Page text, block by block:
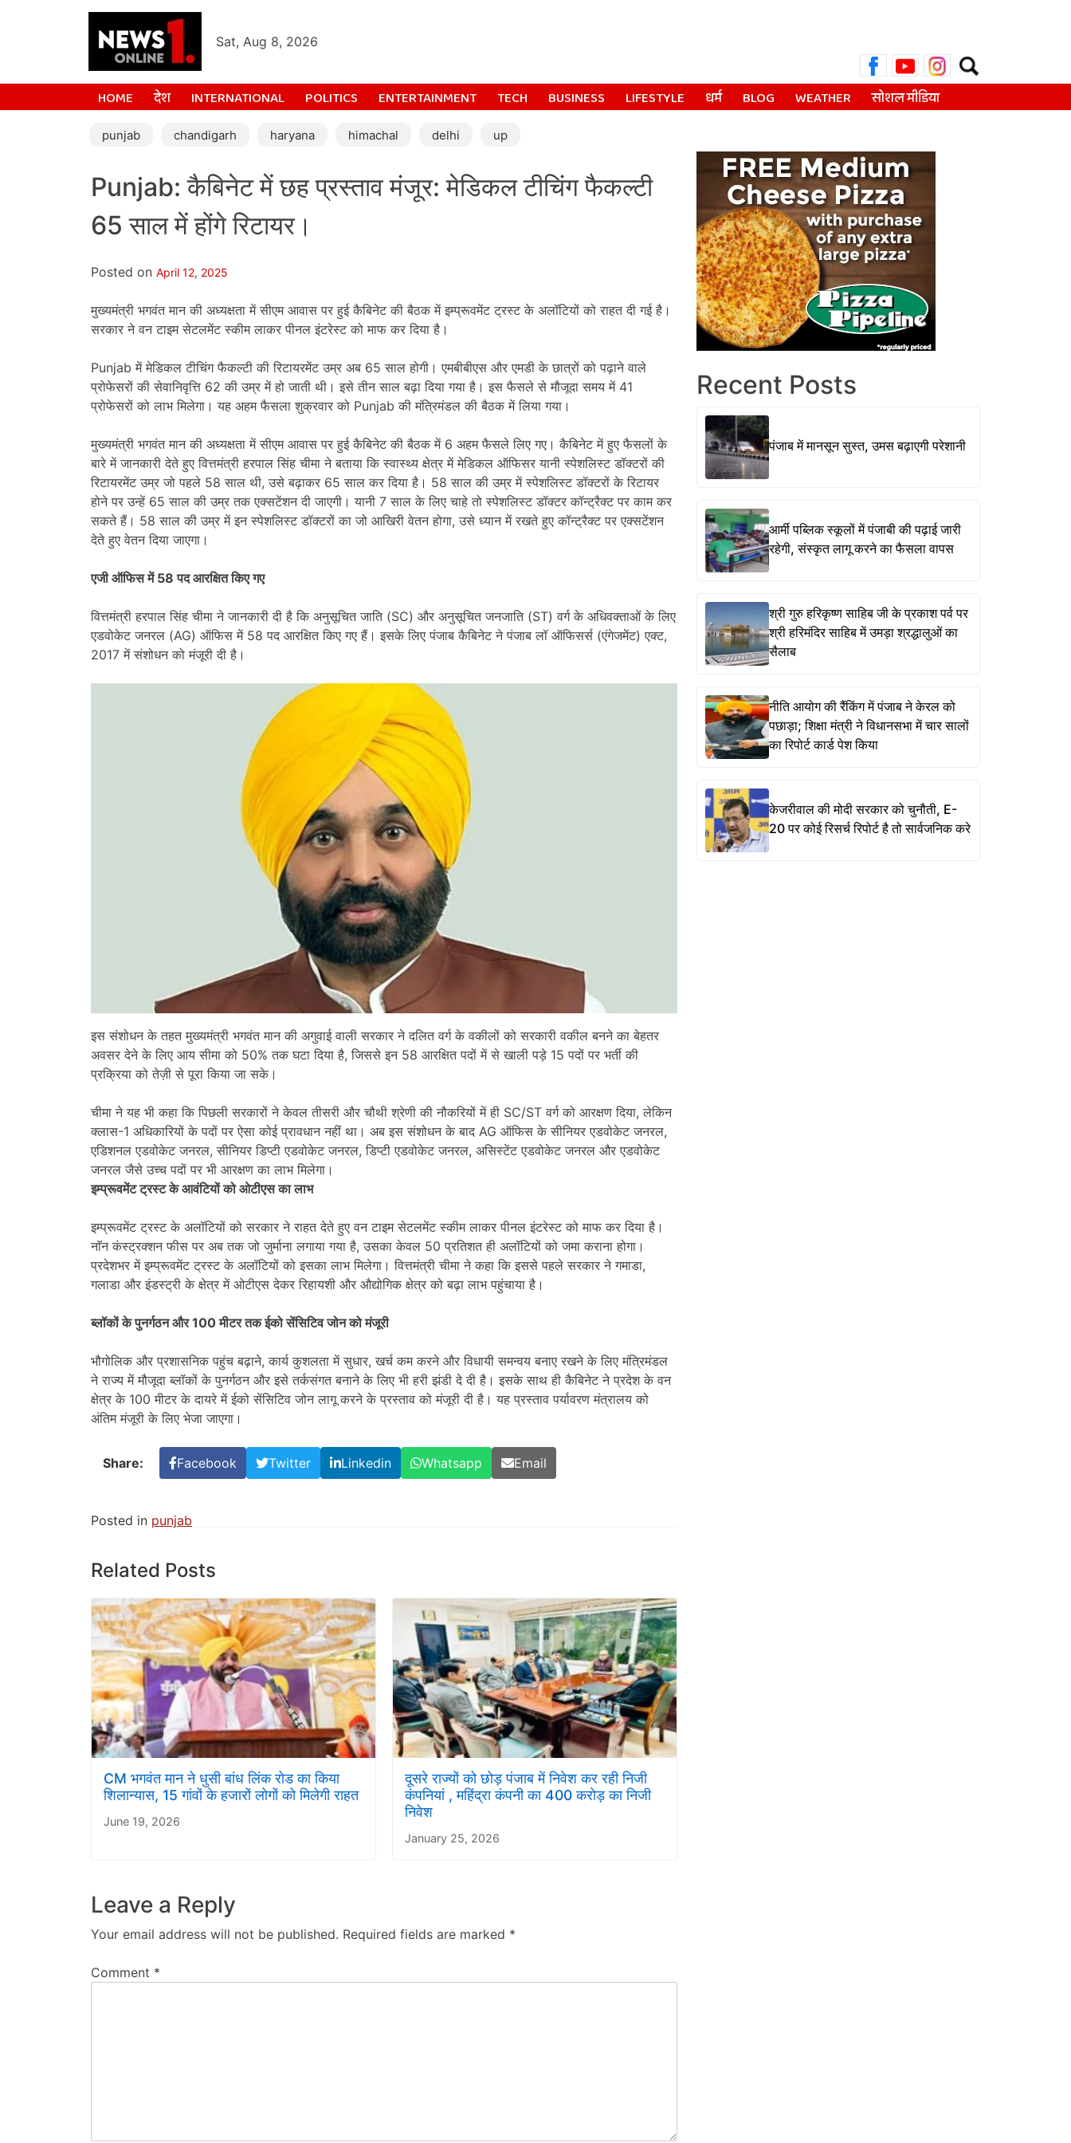
Sat, Aug 8, 2026
Search
for:
HOME देश INTERNATIONAL POLITICS ENTERTAINMENT TECH BUSINESS LIFESTYLE धर्म BLOG WEATHER सोशल मीडिया
punjab chandigarh haryana himachal delhi up
Punjab: कैबिनेट में छह प्रस्ताव मंजूर: मेडिकल टीचिंग फैकल्टी
65 साल में होंगे रिटायर।
Posted on April 12, 2025
मुख्यमंत्री भगवंत मान की अध्यक्षता में सीएम आवास पर हुई कैबिनेट की बैठक में इम्प्रूवमेंट ट्रस्ट के अलॉटियों को राहत दी गई है।
सरकार ने वन टाइम सेटलमेंट स्कीम लाकर पीनल इंटरेस्ट को माफ कर दिया है।
Punjab में मेडिकल टीचिंग फैकल्टी की रिटायरमेंट उम्र अब 65 साल होगी। एमबीबीएस और एमडी के छात्रों को पढ़ाने वाले
प्रोफेसरों की सेवानिवृत्ति 62 की उम्र में हो जाती थी। इसे तीन साल बढ़ा दिया गया है। इस फैसले से मौजूदा समय में 41
प्रोफेसरों को लाभ मिलेगा। यह अहम फैसला शुक्रवार को Punjab की मंत्रिमंडल की बैठक में लिया गया।
मुख्यमंत्री भगवंत मान की अध्यक्षता में सीएम आवास पर हुई कैबिनेट की बैठक में 6 अहम फैसले लिए गए। कैबिनेट में हुए फैसलों के
बारे में जानकारी देते हुए वित्तमंत्री हरपाल सिंह चीमा ने बताया कि स्वास्थ्य क्षेत्र में मेडिकल ऑफिसर यानी स्पेशलिस्ट डॉक्टरों की
रिटायरमेंट उम्र जो पहले 58 साल थी, उसे बढ़ाकर 65 साल कर दिया है। 58 साल की उम्र में स्पेशलिस्ट डॉक्टरों के रिटायर
होने पर उन्हें 65 साल की उम्र तक एक्सटेंशन दी जाएगी। यानी 7 साल के लिए चाहे तो स्पेशलिस्ट डॉक्टर कॉन्ट्रैक्ट पर काम कर
सकते हैं। 58 साल की उम्र में इन स्पेशलिस्ट डॉक्टरों का जो आखिरी वेतन होगा, उसे ध्यान में रखते हुए कॉन्ट्रैक्ट पर एक्सटेंशन
देते हुए वेतन दिया जाएगा।
एजी ऑफिस में 58 पद आरक्षित किए गए
वित्तमंत्री हरपाल सिंह चीमा ने जानकारी दी है कि अनुसूचित जाति (SC) और अनुसूचित जनजाति (ST) वर्ग के अधिवक्ताओं के लिए
एडवोकेट जनरल (AG) ऑफिस में 58 पद आरक्षित किए गए हैं। इसके लिए पंजाब कैबिनेट ने पंजाब लॉ ऑफिसर्स (एंगेजमेंट) एक्ट,
2017 में संशोधन को मंजूरी दी है।
इस संशोधन के तहत मुख्यमंत्री भगवंत मान की अगुवाई वाली सरकार ने दलित वर्ग के वकीलों को सरकारी वकील बनने का बेहतर
अवसर देने के लिए आय सीमा को 50% तक घटा दिया है, जिससे इन 58 आरक्षित पदों में से खाली पड़े 15 पदों पर भर्ती की
प्रक्रिया को तेज़ी से पूरा किया जा सके।
चीमा ने यह भी कहा कि पिछली सरकारों ने केवल तीसरी और चौथी श्रेणी की नौकरियों में ही SC/ST वर्ग को आरक्षण दिया, लेकिन
क्लास-1 अधिकारियों के पदों पर ऐसा कोई प्रावधान नहीं था। अब इस संशोधन के बाद AG ऑफिस के सीनियर एडवोकेट जनरल,
एडिशनल एडवोकेट जनरल, सीनियर डिप्टी एडवोकेट जनरल, डिप्टी एडवोकेट जनरल, असिस्टेंट एडवोकेट जनरल और एडवोकेट
जनरल जैसे उच्च पदों पर भी आरक्षण का लाभ मिलेगा।
इम्प्रूवमेंट ट्रस्ट के आवंटियों को ओटीएस का लाभ
इम्प्रूवमेंट ट्रस्ट के अलॉटियों को सरकार ने राहत देते हुए वन टाइम सेटलमेंट स्कीम लाकर पीनल इंटरेस्ट को माफ कर दिया है।
नाॅन कंस्ट्रक्शन फीस पर अब तक जो जुर्माना लगाया गया है, उसका केवल 50 प्रतिशत ही अलॉटियों को जमा कराना होगा।
प्रदेशभर में इम्प्रूवमेंट ट्रस्ट के अलॉटियों को इसका लाभ मिलेगा। वित्तमंत्री चीमा ने कहा कि इससे पहले सरकार ने गमाडा,
गलाडा और इंडस्ट्री के क्षेत्र में ओटीएस देकर रिहायशी और औद्योगिक क्षेत्र को बढ़ा लाभ पहुंचाया है।
ब्लॉकों के पुनर्गठन और 100 मीटर तक ईको सेंसिटिव जोन को मंजूरी
भौगोलिक और प्रशासनिक पहुंच बढ़ाने, कार्य कुशलता में सुधार, खर्च कम करने और विधायी समन्वय बनाए रखने के लिए मंत्रिमंडल
ने राज्य में मौजूदा ब्लॉकों के पुनर्गठन और इसे तर्कसंगत बनाने के लिए भी हरी झंडी दे दी है। इसके साथ ही कैबिनेट ने प्रदेश के वन
क्षेत्र के 100 मीटर के दायरे में ईको सेंसिटिव जोन लागू करने के प्रस्ताव को मंजूरी दी है। यह प्रस्ताव पर्यावरण मंत्रालय को
अंतिम मंजूरी के लिए भेजा जाएगा।
Share: Facebook Twitter Linkedin Whatsapp Email
Posted in punjab
Related Posts
CM भगवंत मान ने धुसी बांध लिंक रोड का किया
शिलान्यास, 15 गांवों के हजारों लोगों को मिलेगी राहत
June 19, 2026
दूसरे राज्यों को छोड़ पंजाब में निवेश कर रही निजी
कंपनियां , महिंद्रा कंपनी का 400 करोड़ का निजी
निवेश
January 25, 2026
Leave a Reply
Your email address will not be published. Required fields are marked *
Comment *
Recent Posts
पंजाब में मानसून सुस्त, उमस बढ़ाएगी परेशानी
आर्मी पब्लिक स्कूलों में पंजाबी की पढ़ाई जारी
रहेगी, संस्कृत लागू करने का फैसला वापस
श्री गुरु हरिकृष्ण साहिब जी के प्रकाश पर्व पर
श्री हरिमंदिर साहिब में उमड़ा श्रद्धालुओं का
सैलाब
नीति आयोग की रैंकिंग में पंजाब ने केरल को
पछाड़ा; शिक्षा मंत्री ने विधानसभा में चार सालों
का रिपोर्ट कार्ड पेश किया
केजरीवाल की मोदी सरकार को चुनौती, E-
20 पर कोई रिसर्च रिपोर्ट है तो सार्वजनिक करे